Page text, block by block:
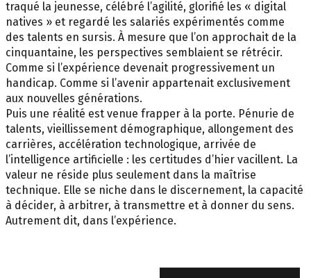
traqué la jeunesse, célébré l’agilité, glorifié les « digital
natives » et regardé les salariés expérimentés comme
des talents en sursis. À mesure que l’on approchait de la
cinquantaine, les perspectives semblaient se rétrécir.
Comme si l’expérience devenait progressivement un
handicap. Comme si l’avenir appartenait exclusivement
aux nouvelles générations.
Puis une réalité est venue frapper à la porte. Pénurie de
talents, vieillissement démographique, allongement des
carrières, accélération technologique, arrivée de
l’intelligence artificielle : les certitudes d’hier vacillent. La
valeur ne réside plus seulement dans la maîtrise
technique. Elle se niche dans le discernement, la capacité
à décider, à arbitrer, à transmettre et à donner du sens.
Autrement dit, dans l’expérience.